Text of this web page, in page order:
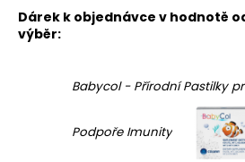
Dárek k objednávce v hodnotě
výběr:
Babycol - Přírodní Pastilky
Podpoře Imunity